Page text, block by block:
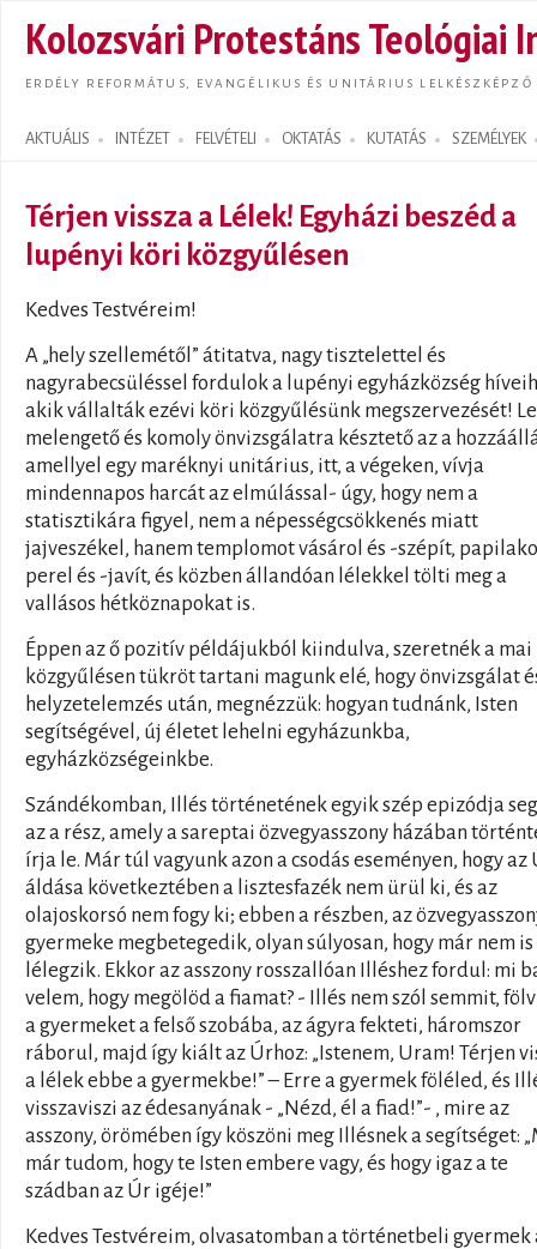
Kolozsvári Protestáns Teológiai
ERDÉLY REFORMÁTUS, EVANGÉLIKUS ÉS UNITÁRIUS LELKÉSZKÉPZŐ
AKTUÁLIS INTÉZET FELVÉTELI OKTATÁS KUTATÁS SZEMÉLYEK
Search form
Térjen vissza a Lélek! Egyházi beszéd a
lupényi köri közgyűlésen
Kedves Testvéreim!
A „hely szellemétől” átitatva, nagy tisztelettel és
nagyrabecsüléssel fordulok a lupényi egyházközség
akik vállalták ezévi köri közgyűlésünk megszervezését!
melengető és komoly önvizsgálatra késztető az a
amellyel egy maréknyi unitárius, itt, a végeken, vívja
mindennapos harcát az elmúlással- úgy, hogy nem a
statisztikára figyel, nem a népességcsökkenés miatt
jajveszékel, hanem templomot vásárol és -szépít,
perel és -javít, és közben állandóan lélekkel tölti meg a
vallásos hétköznapokat is.
Éppen az ő pozitív példájukból kiindulva, szeretnék a
közgyűlésen tükröt tartani magunk elé, hogy önvizsgálat
helyzetelemzés után, megnézzük: hogyan tudnánk, Isten
segítségével, új életet lehelni egyházunkba,
egyházközségeinkbe.
Szándékomban, Illés történetének egyik szép epizódja
az a rész, amely a sareptai özvegyasszony házában
írja le. Már túl vagyunk azon a csodás eseményen, hogy az
áldása következtében a lisztesfazék nem ürül ki, és az
olajoskorsó nem fogy ki; ebben a részben, az
gyermeke megbetegedik, olyan súlyosan, hogy már nem is
lélegzik. Ekkor az asszony rosszallóan Illéshez fordul: mi
velem, hogy megölöd a fiamat? - Illés nem szól semmit,
a gyermeket a felső szobába, az ágyra fekteti, háromszor
ráborul, majd így kiált az Úrhoz: „Istenem, Uram! Térjen
a lélek ebbe a gyermekbe!” – Erre a gyermek föléled, és
visszaviszi az édesanyának - „Nézd, él a fiad!”- , mire az
asszony, örömében így köszöni meg Illésnek a segítséget:
már tudom, hogy te Isten embere vagy, és hogy igaz a te
szádban az Úr igéje!”
Kedves Testvéreim, olvasatomban a történetbeli gyermek